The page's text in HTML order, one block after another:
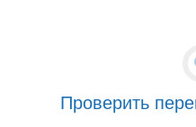
Проверить